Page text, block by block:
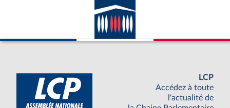
LCP
Accédez à toute
l'actualité de